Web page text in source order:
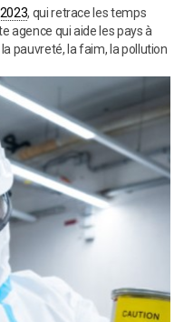
2023, qui retrace les temps
agence qui aide les pays à
pauvreté, la faim, la pollution